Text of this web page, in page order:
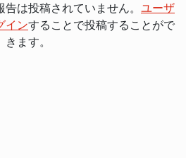
は投稿されていません。 ユーザ
インすることで投稿することがで
きます。